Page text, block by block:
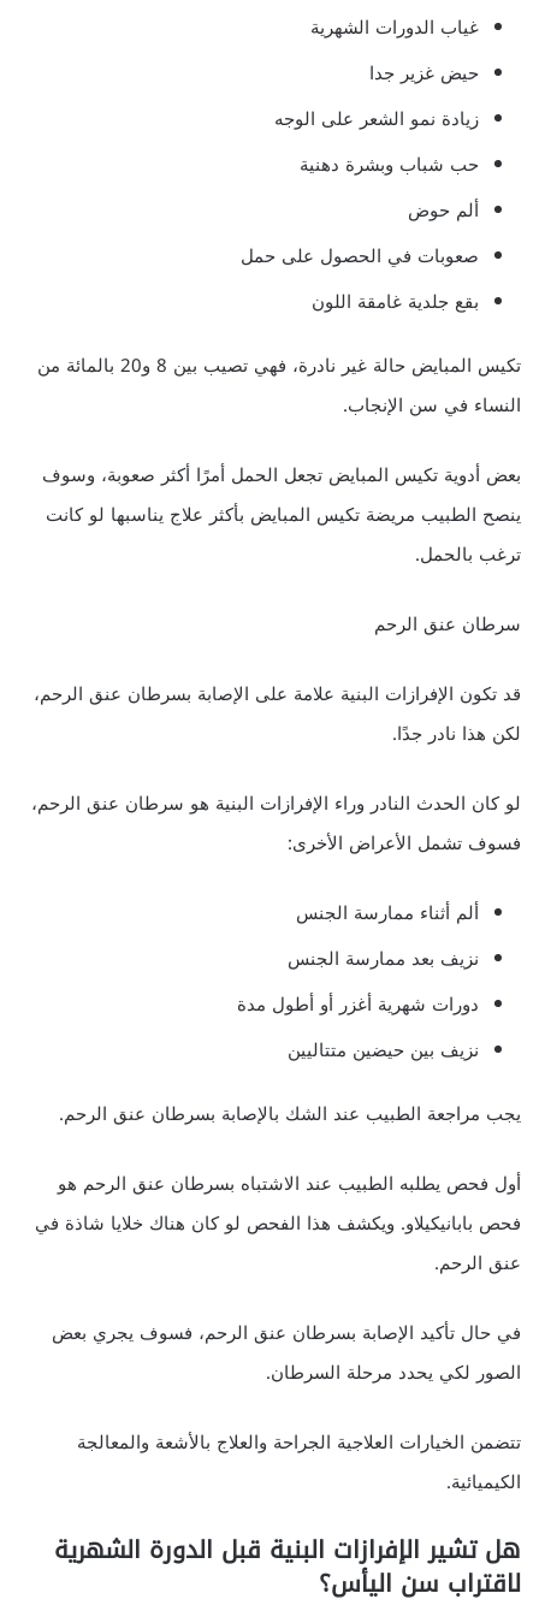
غياب الدورات الشهرية
حيض غزير جدا
زيادة نمو الشعر على الوجه
حب شباب وبشرة دهنية
ألم حوض
صعوبات في الحصول على حمل
بقع جلدية غامقة اللون
تكيس المبايض حالة غير نادرة، فهي تصيب بين 8 و20 بالمائة من
النساء في سن الإنجاب.
بعض أدوية تكيس المبايض تجعل الحمل أمرًا أكثر صعوبة، وسوف
ينصح الطبيب مريضة تكيس المبايض بأكثر علاج يناسبها لو كانت
ترغب بالحمل.
سرطان عنق الرحم
قد تكون الإفرازات البنية علامة على الإصابة بسرطان عنق الرحم،
لكن هذا نادر جدًا.
لو كان الحدث النادر وراء الإفرازات البنية هو سرطان عنق الرحم،
فسوف تشمل الأعراض الأخرى:
ألم أثناء ممارسة الجنس
نزيف بعد ممارسة الجنس
دورات شهرية أغزر أو أطول مدة
نزيف بين حيضين متتاليين
يجب مراجعة الطبيب عند الشك بالإصابة بسرطان عنق الرحم.
أول فحص يطلبه الطبيب عند الاشتباه بسرطان عنق الرحم هو
فحص بابانيكيلاو. ويكشف هذا الفحص لو كان هناك خلايا شاذة في
عنق الرحم.
في حال تأكيد الإصابة بسرطان عنق الرحم، فسوف يجري بعض
الصور لكي يحدد مرحلة السرطان.
تتضمن الخيارات العلاجية الجراحة والعلاج بالأشعة والمعالجة
الكيميائية.
هل تشير الإفرازات البنية قبل الدورة الشهرية
لاقتراب سن اليأس؟